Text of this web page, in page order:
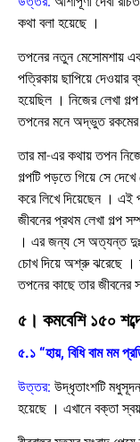
কথা বলা হয়েছে ।
তপনের নতুন মেসোমশায়
পত্রিকায় ছাপিয়ে দেওয়ার
হয়েছিল । নিজের লেখা
তপনের মনে অদ্ভুত
তার মা-এর কথায় তপন
গল্পটি পড়তে গিয়ে সে
করে লিখে দিয়েছেন । এই
জীবনের প্রথম লেখা গল্প
। এর জন্য সে অত্যন্ত
চোখ দিয়ে অশ্রু ঝরেছে ।
তপনের কাছে তার জীবনের
৫। কমবেশি ১৫০
৫.১ “হায়, বিধি বাম মম
উত্তর: উদ্‌ধৃতাংশটি
হয়েছে । এখানে বক্তা